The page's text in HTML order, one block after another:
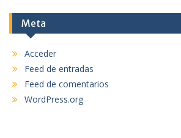
Meta
Acceder
Feed de entradas
Feed de comentarios
WordPress.org